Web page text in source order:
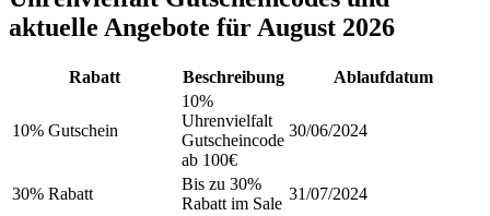
aktuelle Angebote für August 2026
Rabatt Beschreibung Ablaufdatum
10% Gutschein
10%
Uhrenvielfalt
Gutscheincode
ab 100€
30/06/2024
30% Rabatt
Bis zu 30%
Rabatt im Sale
31/07/2024